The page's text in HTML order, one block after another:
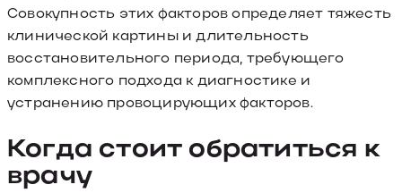
Совокупность этих факторов определяет тяжесть
клинической картины и длительность
восстановительного периода, требующего
комплексного подхода к диагностике и
устранению провоцирующих факторов.
Когда стоит обратиться к
врачу